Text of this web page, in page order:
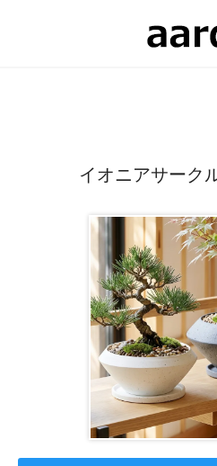
イオニアサーク